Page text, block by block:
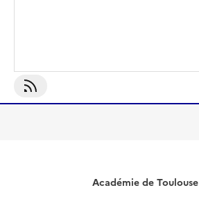
S'abonner À Haute-Garonne_direct
Académie de Toulouse